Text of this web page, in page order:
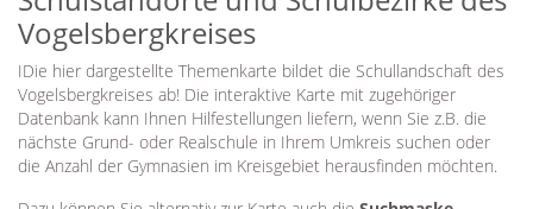
Vogelsbergkreises
IDie hier dargestellte Themenkarte bildet die Schullandschaft des
Vogelsbergkreises ab! Die interaktive Karte mit zugehöriger
Datenbank kann Ihnen Hilfestellungen liefern, wenn Sie z.B. die
nächste Grund- oder Realschule in Ihrem Umkreis suchen oder
die Anzahl der Gymnasien im Kreisgebiet herausfinden möchten.